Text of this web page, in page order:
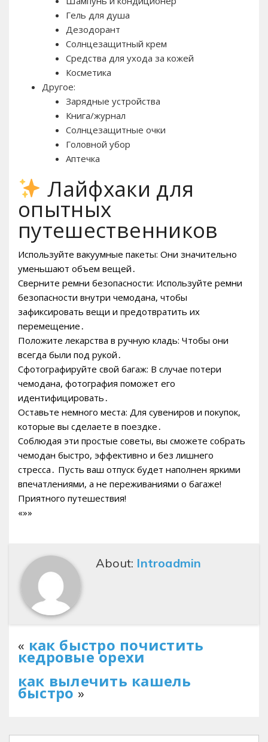
Гель для душа
Дезодорант
Солнцезащитный крем
Средства для ухода за кожей
Косметика
Другое:
Зарядные устройства
Книга/журнал
Солнцезащитные очки
Головной убор
Аптечка
Лайфхаки для
опытных
путешественников
Используйте вакуумные пакеты: Они значительно
уменьшают объем вещей․
Сверните ремни безопасности: Используйте ремни
безопасности внутри чемодана, чтобы
зафиксировать вещи и предотвратить их
перемещение․
Положите лекарства в ручную кладь: Чтобы они
всегда были под рукой․
Сфотографируйте свой багаж: В случае потери
чемодана, фотография поможет его
идентифицировать․
Оставьте немного места: Для сувениров и покупок,
которые вы сделаете в поездке․
Соблюдая эти простые советы, вы сможете собрать
чемодан быстро, эффективно и без лишнего
стресса․ Пусть ваш отпуск будет наполнен яркими
впечатлениями, а не переживаниями о багаже!
Приятного путешествия!
«»»
About: Introadmin
« как быстро почистить
кедровые орехи
как вылечить кашель
быстро »